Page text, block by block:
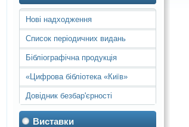
Нові надходження
Список періодичних видань
Бібліографічна продукція
«Цифрова бібліотека «Київ»
Довідник безбар'єрності
Виставки